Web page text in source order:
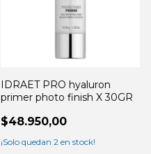
IDRAET PRO hyaluron
primer photo finish X 30GR
$48.950,00
¡Solo quedan 2 en stock!